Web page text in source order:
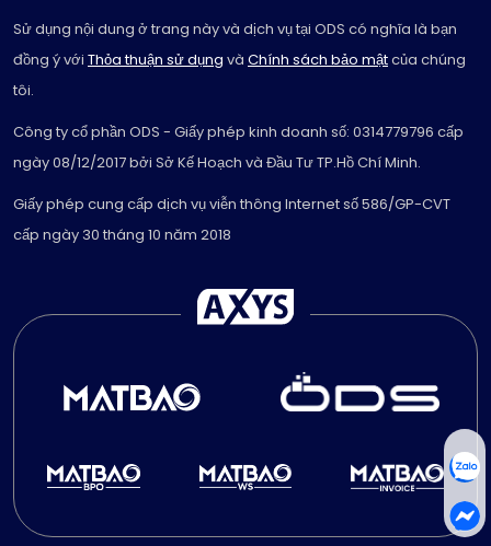
Sử dụng nội dung ở trang này và dịch vụ tại ODS có nghĩa là bạn
đồng ý với Thỏa thuận sử dụng và Chính sách bảo mậtcủa chúng
tôi.
Công ty cổ phần ODS - Giấy phép kinh doanh số: 0314779796 cấp
ngày 08/12/2017 bởi Sở Kế Hoạch và Đầu Tư TP.Hồ Chí Minh.
Giấy phép cung cấp dịch vụ viễn thông Internet số 586/GP-CVT
cấp ngày 30 tháng 10 năm 2018